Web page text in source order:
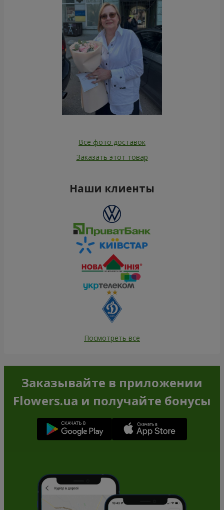
Все фото доставок
Заказать этот товар
Наши клиенты
Посмотреть все
Заказывайте в приложении
Flowers.ua и получайте бонусы